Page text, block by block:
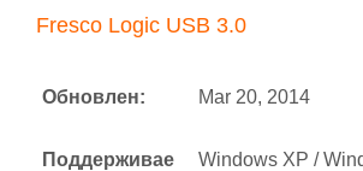
Fresco Logic USB 3.0
Обновлен: Mar 20, 2014
Поддерживае
Windows XP /